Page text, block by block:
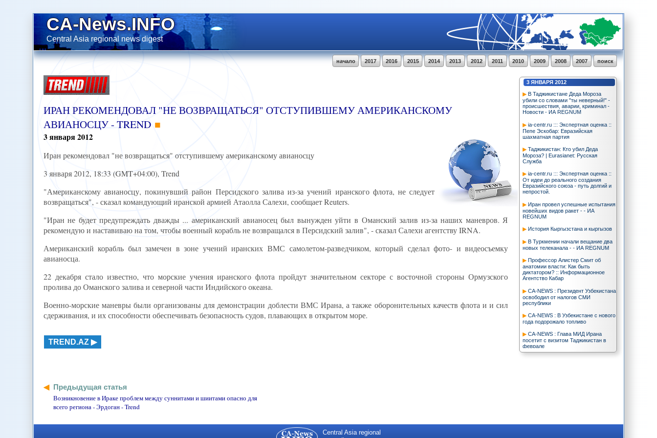
CA-News.INFO
Central Asia regional news digest
поиск
2007
2008
2009
2010
2011
2012
2013
2014
2015
2016
2017
начало
3 ЯНВАРЯ 2012
В Таджикистане Деда Мороза
убили со словами "ты неверный!" -
происшествия, аварии, криминал -
Новости - ИА REGNUM
ia-centr.ru ::: Экспертная оценка ::
Пепе Эскобар: Евразийская
шахматная партия
Таджикистан: Кто убил Деда
Мороза? | Eurasianet: Русская
Служба
ia-centr.ru ::: Экспертная оценка ::
От идеи до реального создания
Евразийского союза - путь долгий и
непростой.
Иран провел успешные испытания
новейших видов ракет - - ИА
REGNUM
История Кыргызстана и кыргызов
В Туркмении начали вещание два
новых телеканала - - ИА REGNUM
Профессор Алистер Смит об
анатомии власти: Как быть
диктатором? :: Информационное
Агентство Кабар
CA-NEWS : Президент Узбекистана
освободил от налогов СМИ
республики
CA-NEWS : В Узбекистане с нового
года подорожало топливо
CA-NEWS : Глава МИД Ирана
посетит с визитом Таджикистан в
феврале
ИРАН РЕКОМЕНДОВАЛ "НЕ ВОЗВРАЩАТЬСЯ" ОТСТУПИВШЕМУ АМЕРИКАНСКОМУ
АВИАНОСЦУ - TREND
3января2012
Иран рекомендовал "не возвращаться" отступившему американскому авианосцу
3 января 2012, 18:33 (GMT+04:00), Trend
"Американскому авианосцу, покинувший район Персидского залива из-за учений иранского флота, не следует
возвращаться", - сказал командующий иранской армией Атаолла Салехи, сообщает Reuters.
"Иран не будет предупреждать дважды ... американский авианосец был вынужден уйти в Оманский залив из-за наших маневров. Я
рекомендую и наставиваю на том, чтобы военный корабль не возвращался в Персидский залив", - сказал Салехи агентству IRNA.
Американский корабль был замечен в зоне учений иранских ВМС самолетом-разведчиком, который сделал фото- и видеосъемку
авианосца.
22 декабря стало известно, что морские учения иранского флота пройдут значительном секторе с восточной стороны Ормузского
пролива до Оманского залива и северной части Индийского океана.
Военно-морские маневры были организованы для демонстрации доблести ВМС Ирана, а также оборонительных качеств флота и и сил
сдерживания, и их способности обеспечивать безопасность судов, плавающих в открытом море.
TREND.AZ
Предыдущая статья
Возникновение в Ираке проблем между суннитами и шиитами опасно для
всего региона - Эрдоган - Trend
Central Asia regional